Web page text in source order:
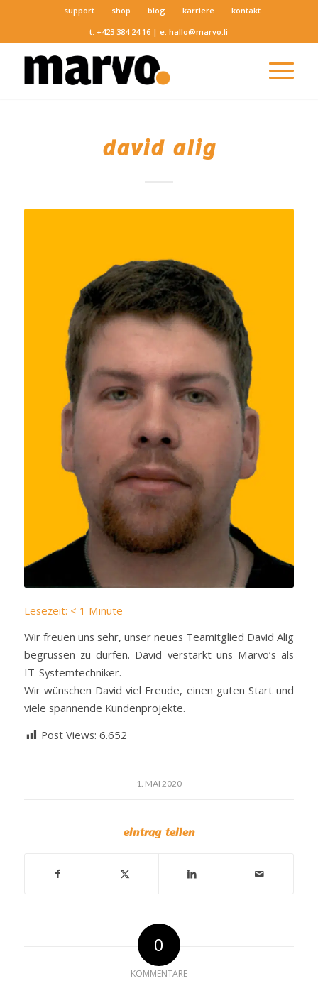
support shop blog karriere
kontakt
t:+423 384 24 16 | e:hallo@marvo.li
david alig
Lesezeit: < 1 Minute
Wir freuen uns sehr, unser neues Teamitglied David Alig
begrüssen zu dürfen. David verstärkt uns Marvo’s als
IT-Systemtechniker.
Wir wünschen David viel Freude, einen guten Start und
viele spannende Kundenprojekte.
Post Views: 6.652
1. MAI 2020
eintrag teilen
0
KOMMENTARE